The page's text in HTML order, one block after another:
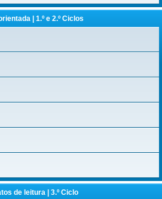
| 1.º e 2.º Ciclos
de leitura | 3.º Ciclo